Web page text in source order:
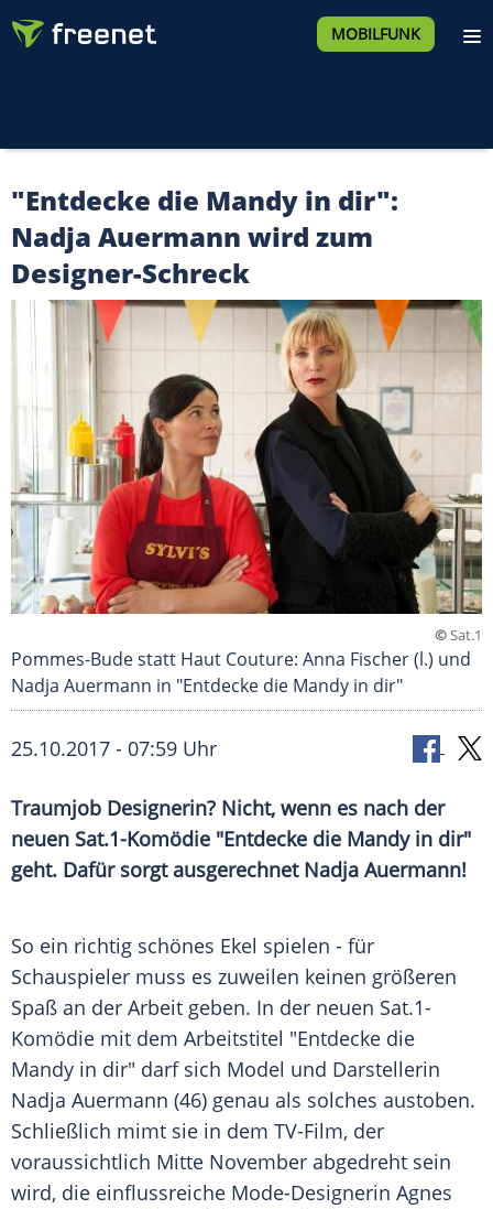
MOBILFUNK
"Entdecke die Mandy in dir":
Nadja Auermann wird zum
Designer-Schreck
©Sat.1
Pommes-Bude statt Haut Couture: Anna Fischer (l.) und
Nadja Auermann in "Entdecke die Mandy in dir"
25.10.2017 - 07:59 Uhr
Traumjob Designerin? Nicht, wenn es nach der
neuen Sat.1-Komödie "Entdecke die Mandyin dir"
geht. Dafür sorgt ausgerechnet Nadja Auermann!
So ein richtig schönes Ekel spielen - für
Schauspieler muss es zuweilen keinen größeren
Spaß an der Arbeit geben. In der neuen Sat.1-
Komödie mit dem Arbeitstitel "Entdecke die
Mandy in dir" darf sich Model und Darstellerin
Nadja Auermann (46) genau als solches austoben.
Schließlich mimt sie in dem TV-Film, der
voraussichtlich Mitte November abgedreht sein
wird, die einflussreiche Mode-Designerin Agnes